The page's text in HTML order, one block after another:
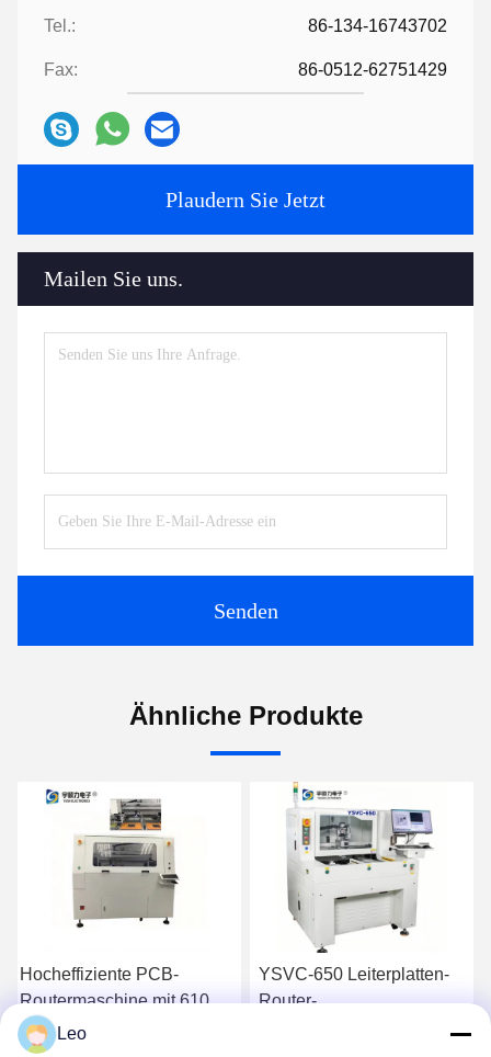
Tel.: 86-134-16743702
Fax: 86-0512-62751429
Plaudern Sie Jetzt
Mailen Sie uns.
Senden
Ähnliche Produkte
YSVC-650 Leiterplatten-
Router-
Entflechtungsmaschine
mit ± 0,01 mm
Hochwertige und
hocheffiziente PCB-
Leo